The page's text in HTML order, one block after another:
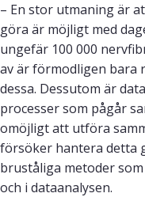
– En stor utmaning är
göra är möjligt med
ungefär 100 000
av är förmodligen bara
dessa. Dessutom är
processer som pågår
omöjligt att utföra
försöker hantera detta
bruståliga metoder
och i dataanalysen.